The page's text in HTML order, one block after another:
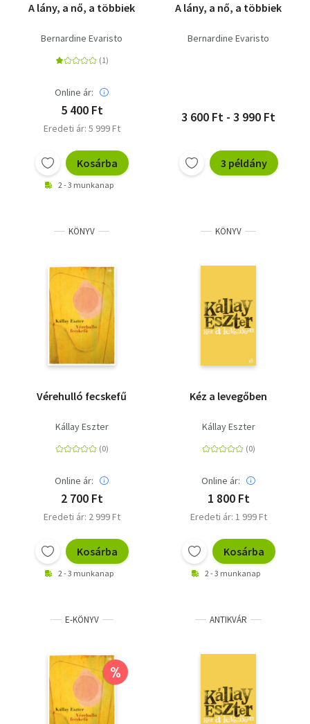
A lány, a nő, a többiek
Bernardine Evaristo
Online ár:
5 400 Ft
Eredeti ár: 5 999 Ft
Kosárba
2 - 3 munkanap
A lány, a nő, a többiek
Bernardine Evaristo
3 600 Ft - 3 990 Ft
3 példány
KÖNYV
Vérehulló fecskefű
Kállay Eszter
Online ár:
2 700 Ft
Eredeti ár: 2 999 Ft
Kosárba
2 - 3 munkanap
KÖNYV
Kéz a levegőben
Kállay Eszter
Online ár:
1 800 Ft
Eredeti ár: 1 999 Ft
Kosárba
2 - 3 munkanap
E-KÖNYV
%
ANTIKVÁR